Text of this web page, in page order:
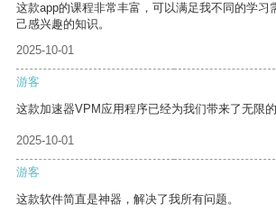
这款app的课程非常丰富，可以满足我不同的学习
己感兴趣的知识。
2025-10-01
游客
这款加速器VPM应用程序已经为我们带来了无限的
2025-10-01
游客
这款软件简直是神器，解决了我所有问题。